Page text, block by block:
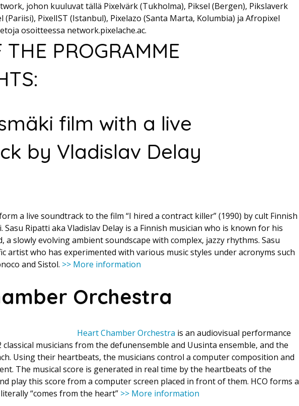
johon kuuluvat tällä Pixelvärk (Tukholma), Piksel (Bergen), Pikslaverk
(Pariisi), PixelIST (Istanbul), Pixelazo (Santa Marta, Kolumbia) ja Afropixel
osoitteessa network.pixelache.ac.
THE PROGRAMME
film with a live
by Vladislav Delay
a live soundtrack to the film “I hired a contract killer” (1990) by cult Finnish
Sasu Ripatti aka Vladislav Delay is a Finnish musician who is known for his
a slowly evolving ambient soundscape with complex, jazzy rhythms. Sasu
artist who has experimented with various music styles under acronyms such
and Sistol. >> More information
Orchestra
Heart Chamber Orchestra is an audiovisual performance
musicians from the defunensemble and Uusinta ensemble, and the
Using their heartbeats, the musicians control a computer composition and
The musical score is generated in real time by the heartbeats of the
play this score from a computer screen placed in front of them. HCO forms a
“comes from the heart” >> More information